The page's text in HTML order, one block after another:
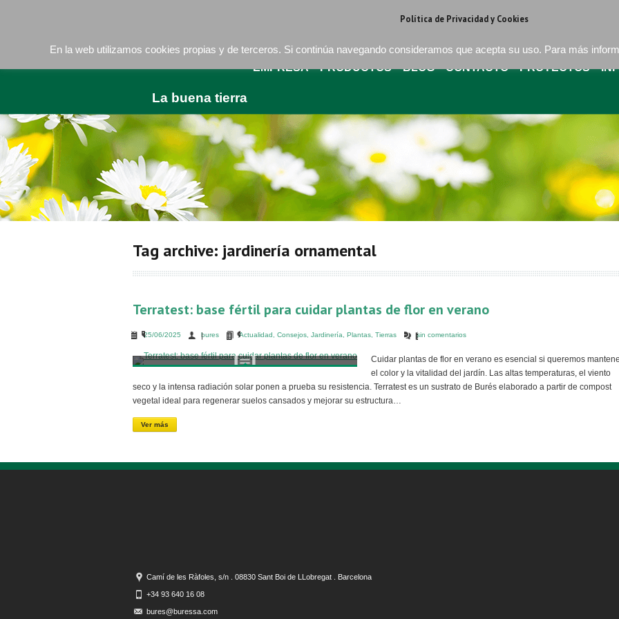
La buena tierra
EMPRESA PRODUCTOS BLOG CONTACTO PROYECTOS
Tag archive: jardinería ornamental
Terratest: base fértil para cuidar plantas de flor en verano
25/06/2025 bures Actualidad Consejos Jardinería Plantas Tierras sin comentarios
Cuidar plantas de flor en verano es esencial si queremos
el color y la vitalidad del jardín. Las altas temperaturas, el viento
seco y la intensa radiación solar ponen a prueba su resistencia. Terratest es un sustrato de Burés elaborado a partir de compost
vegetal ideal para regenerar suelos cansados y mejorar su estructura…
Ver más
Camí de les Ràfoles, s/n . 08830 Sant Boi de LLobregat . Barcelona
+34 93 640 16 08
bures@buressa.com
Política de Privacidad y Cookies
En la web utilizamos cookies propias y de terceros. Si continúa navegando consideramos que acepta su uso. Para más